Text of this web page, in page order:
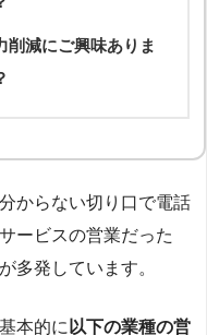
削減にご興味ありま
からない切り口で電話
ービスの営業だった
多発しています。
本的に 以下の業種の営